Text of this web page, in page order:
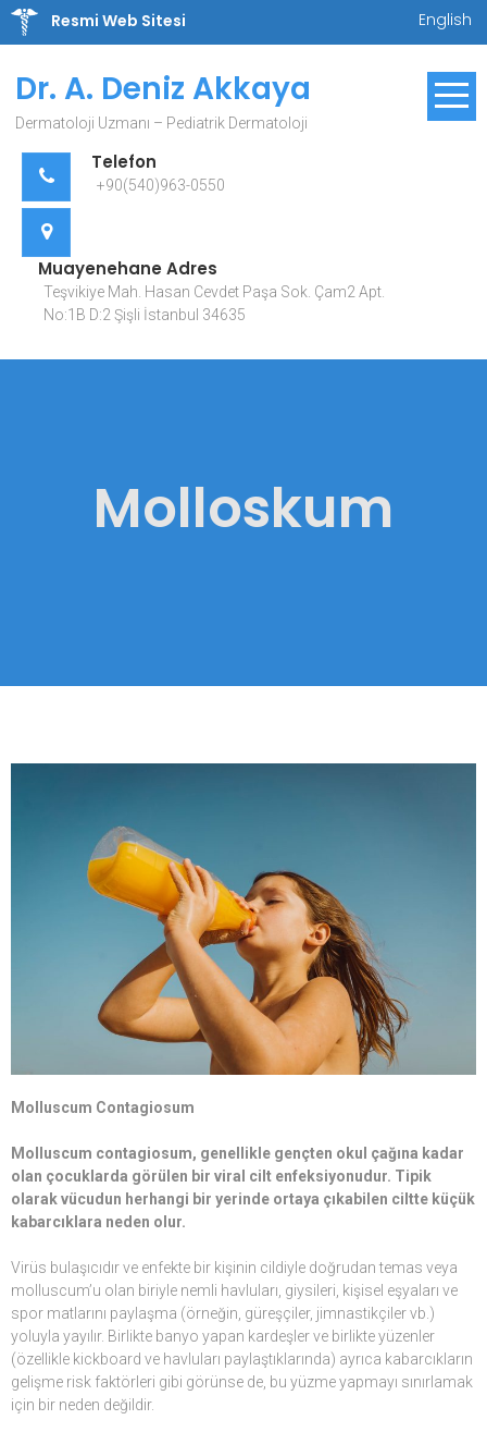
Skip
Resmi Web Sitesi English
Dr. A. Deniz Akkaya
Dermatoloji Uzmanı – Pediatrik Dermatoloji
Telefon
+90(540)963-0550
Muayenehane Adres
Teşvikiye Mah. Hasan Cevdet Paşa Sok. Çam2 Apt.
No:1B D:2 Şişli İstanbul 34635
Molloskum
Molluscum Contagiosum
Molluscum contagiosum, genellikle gençten okul çağına kadar
olan çocuklarda görülen bir viral cilt enfeksiyonudur. Tipik
olarak vücudun herhangi bir yerinde ortaya çıkabilen ciltte küçük
kabarcıklara neden olur.
Virüs bulaşıcıdır ve enfekte bir kişinin cildiyle doğrudan temas veya
molluscum’u olan biriyle nemli havluları, giysileri, kişisel eşyaları ve
spor matlarını paylaşma (örneğin, güreşçiler, jimnastikçiler vb.)
yoluyla yayılır. Birlikte banyo yapan kardeşler ve birlikte yüzenler
(özellikle kickboard ve havluları paylaştıklarında) ayrıca kabarcıkların
gelişme risk faktörleri gibi görünse de, bu yüzme yapmayı sınırlamak
için bir neden değildir.